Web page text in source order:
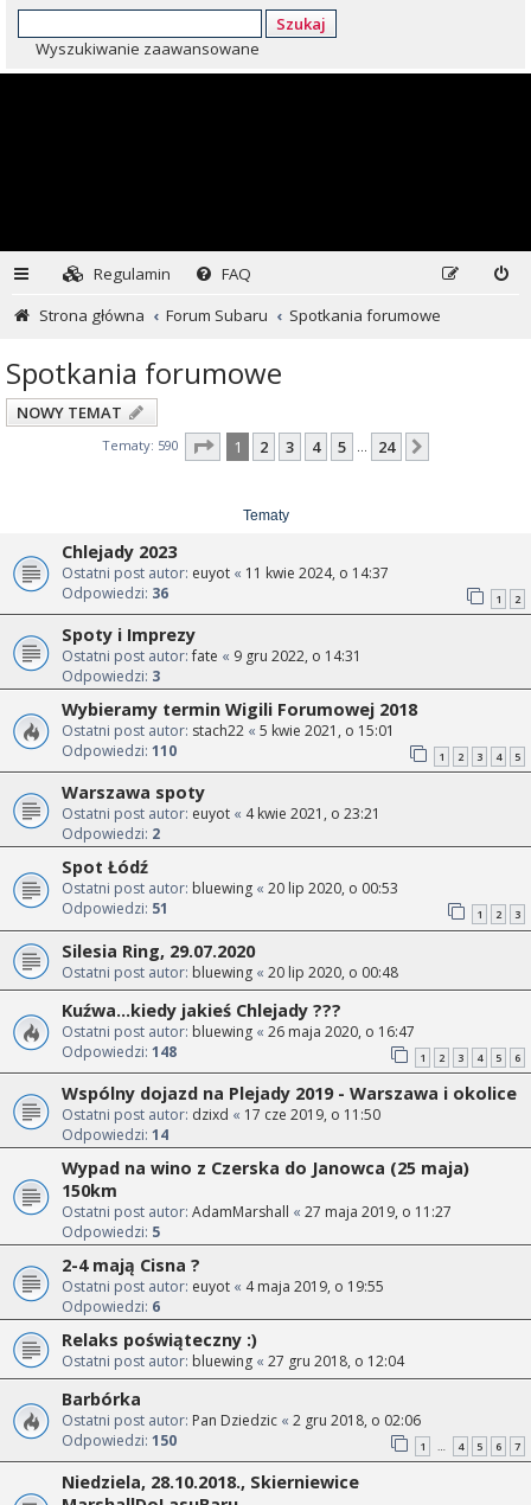
Szukaj
Wyszukiwanie zaawansowane
Regulamin
FAQ
Strona główna
Forum Subaru Spotkania forumowe
Spotkania forumowe
NOWY TEMAT
Tematy: 590 Strona z24
1 2 3 4 5 … 24
Tematy
Chlejady 2023
Ostatni post autor: euyot « 11 kwie 2024, o 14:37
Odpowiedzi: 36 1 2
Spoty i Imprezy
Ostatni post autor:fate « 9 gru 2022, o 14:31
Odpowiedzi: 3
Wybieramy termin Wigili Forumowej 2018
Ostatni post autor: stach22 « 5 kwie 2021, o 15:01
Odpowiedzi: 110 1 2 3 4 5
Warszawa spoty
Ostatni post autor: euyot « 4 kwie 2021, o 23:21
Odpowiedzi: 2
Spot Łódź
Ostatni post autor: bluewing « 20 lip 2020, o 00:53
Odpowiedzi: 51 1 2 3
Silesia Ring, 29.07.2020
Ostatni post autor: bluewing « 20 lip 2020, o 00:48
Kuźwa...kiedy jakieś Chlejady ???
Ostatni post autor: bluewing « 26 maja 2020, o 16:47
Odpowiedzi: 148 1 2 3 4 5 6
Wspólny dojazd na Plejady 2019 - Warszawa i okolice
Ostatni post autor: dzixd « 17 cze 2019, o 11:50
Odpowiedzi: 14
Wypad na wino z Czerska do Janowca (25 maja)
150km
Ostatni post autor: AdamMarshall « 27 maja 2019, o 11:27
Odpowiedzi: 5
2-4 mają Cisna ?
Ostatni post autor: euyot « 4 maja 2019, o 19:55
Odpowiedzi: 6
Relaks poświąteczny :)
Ostatni post autor: bluewing « 27 gru 2018, o 12:04
Barbórka
Ostatni post autor: Pan Dziedzic « 2 gru 2018, o 02:06
Odpowiedzi: 150 1 … 4 5 6 7
Niedziela, 28.10.2018., Skierniewice